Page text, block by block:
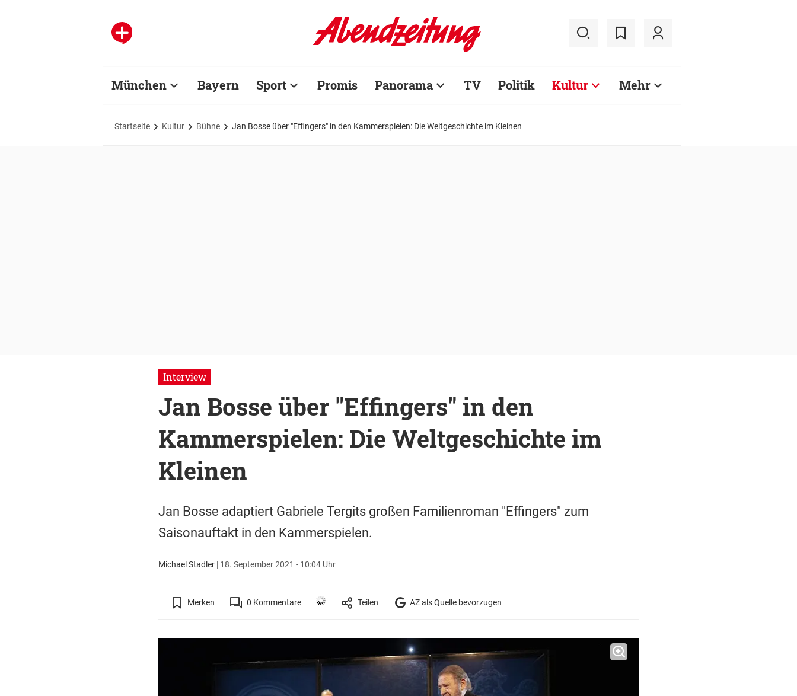
München Bayern Sport Promis Panorama TV Politik Kultur Mehr
Startseite Kultur Bühne Jan Bosse über "Effingers" in den Kammerspielen: Die Weltgeschichte im Kleinen
Interview
Jan Bosse über "Effingers" in den
Kammerspielen: Die Weltgeschichte im
Kleinen
Jan Bosse adaptiert Gabriele Tergits großen Familienroman "Effingers" zum
Saisonauftakt in den Kammerspielen.
Michael Stadler| 18. September 2021 - 10:04 Uhr
Merken 0 Kommentare Teilen AZ als Quelle bevorzugen